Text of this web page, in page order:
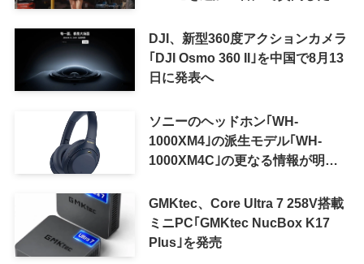
可能に
DJI、新型360度アクションカメラ
｢DJI Osmo 360 II｣を中国で8月13
日に発表へ
ソニーのヘッドホン｢WH-
1000XM4｣の派生モデル｢WH-
1000XM4C｣の更なる情報が明ら
GMKtec、Core Ultra 7 258V搭載
ミニPC｢GMKtec NucBox K17
Plus｣を発売